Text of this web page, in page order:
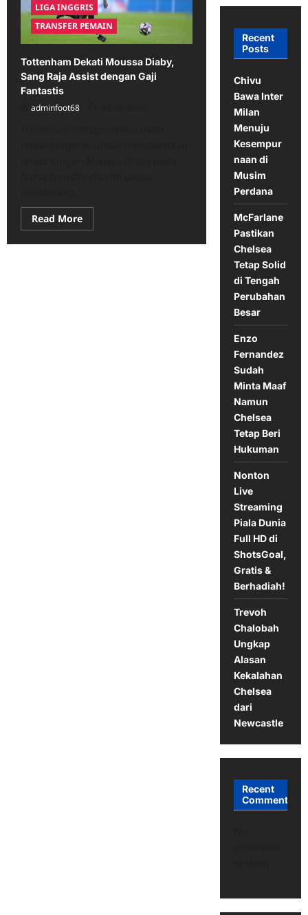
LIGA INGGRIS
TRANSFER PEMAIN
Tottenham Dekati Moussa Diaby,
Sang Raja Assist dengan Gaji
Fantastis
adminfoot68
Read MoreRead
more
Tottenham
Recent
Posts
Chivu
Bawa Inter
Milan
Menuju
Kesempur
naan di
Musim
Perdana
McFarlane
Pastikan
Chelsea
Tetap Solid
di Tengah
Perubahan
Besar
Enzo
Fernandez
Sudah
Minta Maaf
Namun
Chelsea
Tetap Beri
Hukuman
Nonton
Live
Streaming
Piala Dunia
Full HD di
ShotsGoal,
Gratis &
Berhadiah!
Trevoh
Chalobah
Ungkap
Alasan
Kekalahan
Chelsea
dari
Newcastle
Recent
Comments